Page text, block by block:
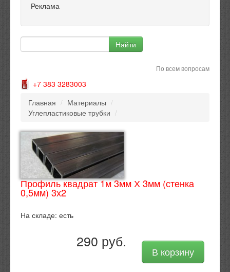
Реклама
По всем вопросам
+7 383 3283003
Главная / Материалы /
Углепластиковые трубки /
Профиль квадрат 1м 3мм Х 3мм (стенка
0,5мм) 3х2
На складе: есть
В корзину
290 руб.